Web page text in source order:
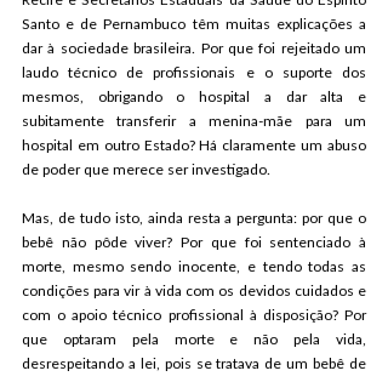
Santo e de Pernambuco têm muitas explicações a
dar à sociedade brasileira. Por que foi rejeitado um
laudo técnico de profissionais e o suporte dos
mesmos, obrigando o hospital a dar alta e
subitamente transferir a menina-mãe para um
hospital em outro Estado? Há claramente um abuso
de poder que merece ser investigado.
Mas, de tudo isto, ainda resta a pergunta: por que o
bebê não pôde viver? Por que foi sentenciado à
morte, mesmo sendo inocente, e tendo todas as
condições para vir à vida com os devidos cuidados e
com o apoio técnico profissional à disposição? Por
que optaram pela morte e não pela vida,
desrespeitando a lei, pois se tratava de um bebê de